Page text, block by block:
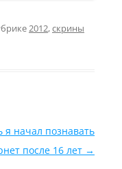
2012,скрины
я начал познавать
после 16 лет →